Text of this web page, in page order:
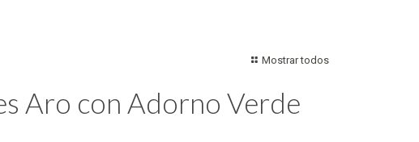
Mostrar todos
Aro con Adorno Verde